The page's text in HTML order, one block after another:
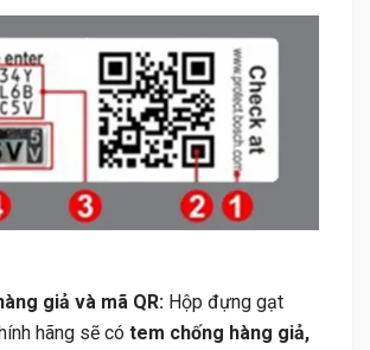
giả và mã QR: Hộp đựng gạt
hãng sẽ có tem chống hàng giả,